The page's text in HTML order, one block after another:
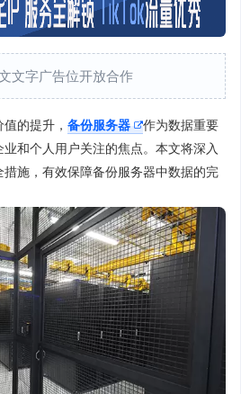
文字广告位开放合作
的提升， 备份服务器
作为数据重要
和个人用户关注的焦点。本文将深入
施，有效保障备份服务器中数据的完